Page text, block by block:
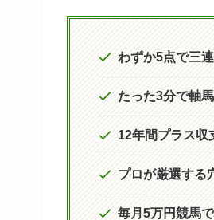
わずか5点で三
たった3分で軸
12年間プラス収
プロが厳選する
毎月5万円競馬